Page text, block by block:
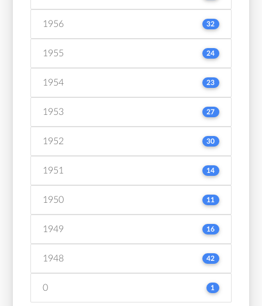
1956 32
1955 24
1954 23
1953 27
1952 30
1951 14
1950 11
1949 16
1948 42
0 1